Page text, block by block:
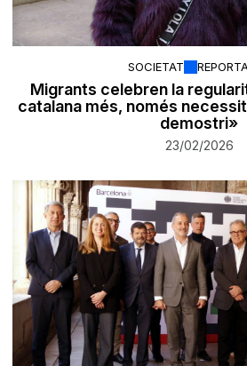
SOCIETAT
Migrants celebren la
catalana més, només
demostri»
23/02/2026